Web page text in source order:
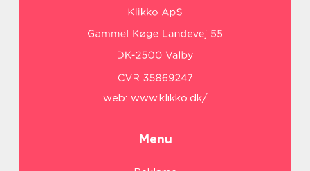
web: www.klikko.dk/
Menu